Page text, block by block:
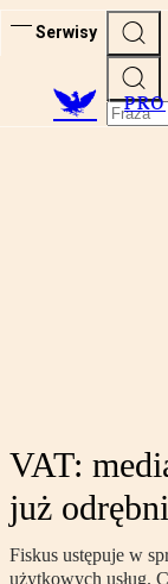
Serwisy
PRO
VAT:
już
Fiskus ustępuje w
użytkowych usług.